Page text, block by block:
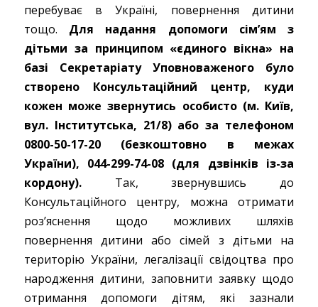
перебуває в Україні, повернення дитини
тощо. Для надання допомоги сім’ям з
дітьми за принципом «єдиного вікна» на
базі Секретаріату Уповноваженого було
створено Консультаційний центр, куди
кожен може звернутись особисто (м. Київ,
вул. Інститутська, 21/8) або за телефоном
0800-50-17-20 (безкоштовно в межах
України), 044-299-74-08 (для дзвінків із-за
кордону).Так, звернувшись до
Консультаційного центру, можна отримати
роз’яснення щодо можливих шляхів
повернення дитини або сімей з дітьми на
територію України, легалізації свідоцтва про
народження дитини, заповнити заявку щодо
отримання допомоги дітям, які зазнали